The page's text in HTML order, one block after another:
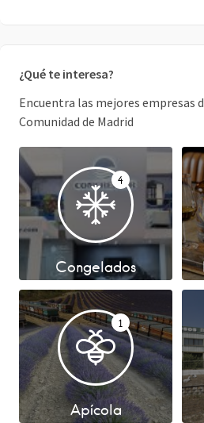
¿Qué te interesa?
Encuentra las mejores empresas
Comunidad de Madrid
4
Congelados
1
Apícola